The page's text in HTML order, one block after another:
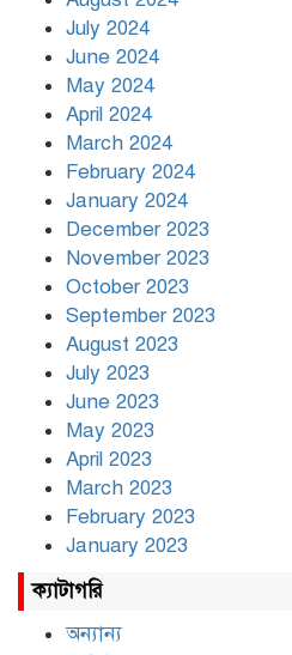
July 2024
June 2024
May 2024
April 2024
March 2024
February 2024
January 2024
December 2023
November 2023
October 2023
September 2023
August 2023
July 2023
June 2023
May 2023
April 2023
March 2023
February 2023
January 2023
ক্যাটাগরি
অন্যান্য